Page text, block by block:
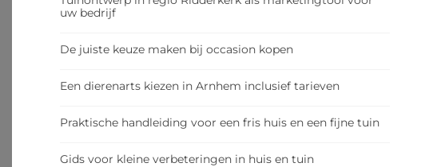
uw bedrijf
De juiste keuze maken bij occasion kopen
Een dierenarts kiezen in Arnhem inclusief tarieven
Praktische handleiding voor een fris huis en een fijne tuin
Gids voor kleine verbeteringen in huis en tuin